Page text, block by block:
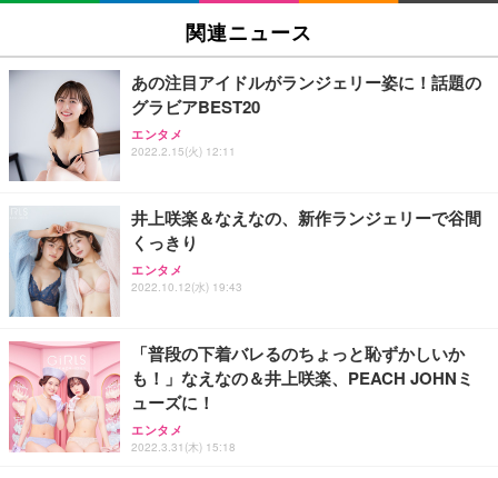
関連ニュース
あの注目アイドルがランジェリー姿に！話題の
グラビアBEST20
エンタメ
2022.2.15(火) 12:11
井上咲楽＆なえなの、新作ランジェリーで谷間
くっきり
エンタメ
2022.10.12(水) 19:43
「普段の下着バレるのちょっと恥ずかしいか
も！」なえなの＆井上咲楽、PEACH JOHNミ
ューズに！
エンタメ
2022.3.31(木) 15:18